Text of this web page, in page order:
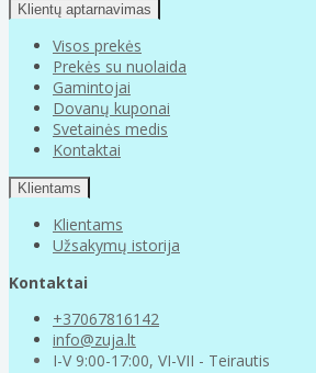
Klientų aptarnavimas
Visos prekės
Prekės su nuolaida
Gamintojai
Dovanų kuponai
Svetainės medis
Kontaktai
Klientams
Klientams
Užsakymų istorija
Kontaktai
+37067816142
info@zuja.lt
I-V 9:00-17:00, VI-VII - Teirautis